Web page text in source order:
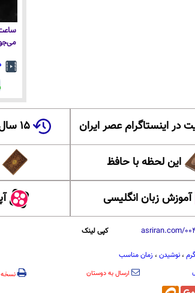
در اینستاگرام عصر ایران ۱۵ سال پیش در چنین روزی
این لحظه با حافظ
آموزش زبان انگلیسی
کپی لینک
، نوشیدن ، زمان مناسب
ارسال به دوستان